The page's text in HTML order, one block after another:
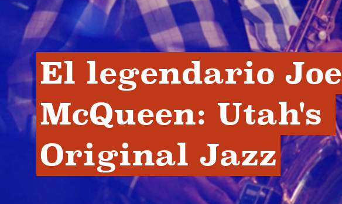
El legendario Joe
McQueen: Utah's
Original Jazz